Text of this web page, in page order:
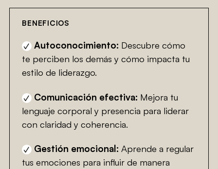
BENEFICIOS
Autoconocimiento: Descubre cómo
te perciben los demás y cómo impacta tu
estilo de liderazgo.
Comunicación efectiva: Mejora tu
lenguaje corporal y presencia para liderar
con claridad y coherencia.
Gestión emocional: Aprende a regular
tus emociones para influir de manera